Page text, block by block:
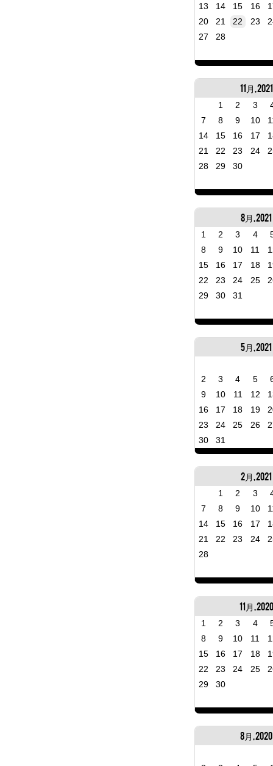
13
14 15 16
20
21 22 23
27
28
11月, 2021
1 2 3
7
8 9 10
14
15 16 17
21
22 23 24
28
29 30
8月, 2021
1 2 3 4
8
9 10 11
15
16 17 18
22
23 24 25
29
30 31
5月, 2021
2 3 4 5
9
10 11 12
16
17 18 19
23
24 25 26
30
31
2月, 2021
1 2 3
7
8 9 10
14
15 16 17
21
22 23 24
28
11月, 2020
1 2 3 4
8
9 10 11
15
16 17 18
22
23 24 25
29
30
8月, 2020